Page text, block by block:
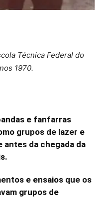
Técnica Federal do
1970.
e fanfarras
grupos de lazer e
da chegada da
e ensaios que os
grupos de